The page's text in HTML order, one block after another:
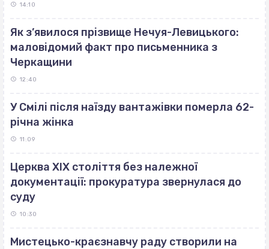
14:10
Як з’явилося прізвище Нечуя-Левицького:
маловідомий факт про письменника з
Черкащини
12:40
У Смілі після наїзду вантажівки померла 62-
річна жінка
11:09
Церква ХІХ століття без належної
документації: прокуратура звернулася до
суду
10:30
Мистецько-краєзнавчу раду створили на